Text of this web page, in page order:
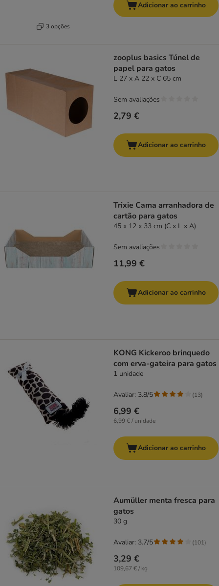
3 opções
Adicionar ao carrinho
zooplus basics Túnel de
papel para gatos
L 27 x A 22 x C 65 cm
2,79 €
Sem avaliações
Adicionar ao carrinho
Trixie Cama arranhadora de
cartão para gatos
45 x 12 x 33 cm (C x L x A)
11,99 €
Sem avaliações
Adicionar ao carrinho
KONG Kickeroo brinquedo
com erva-gateira para gatos
1 unidade
6,99 €
6,99 € / unidade
Avaliar: 3.8/5 (13)
Adicionar ao carrinho
Aumüller menta fresca para
gatos
30 g
3,29 €
109,67 € / kg
Avaliar: 3.7/5 (101)